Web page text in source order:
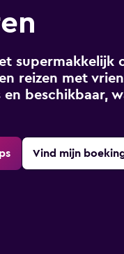
supermakkelijk
reizen met
en beschikbaar,
Vind mijn